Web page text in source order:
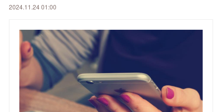
2024.11.24 01:00